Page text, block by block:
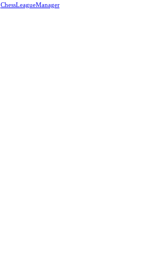
ChessLeagueManager